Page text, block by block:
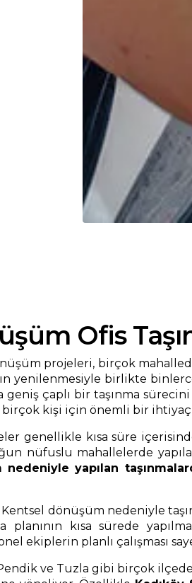
Ofis
projeleri, birçok
birlikte
geniş çaplı bir taşınma
birçok kişi için önemli bir
genellikle kısa süre
nüfuslu mahallelerde
yapılan
dönüşüm nedeniyle
kısa sürede
ekiplerin planlı çalışması
Pendik ve Tuzla gibi birçok